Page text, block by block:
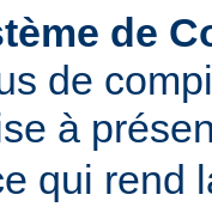
de
de
à
qui rend